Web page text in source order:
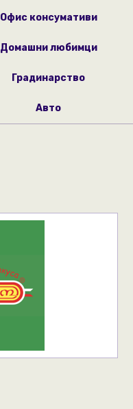
Офис консумативи
Домашни любимци
Градинарство
Авто